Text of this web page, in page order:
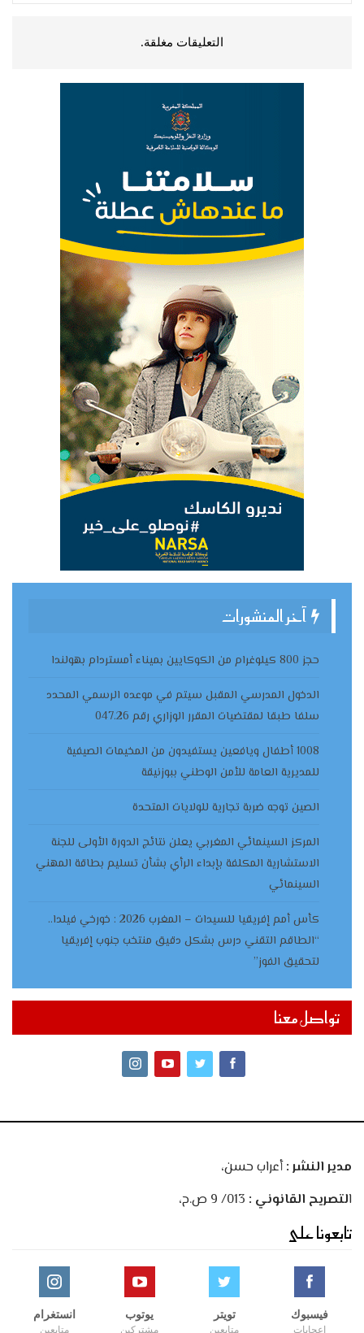
التعليقات مغلقة.
آخر المنشورات
حجز 800 كيلوغرام من الكوكايين بميناء أمستردام بهولندا
الدخول المدرسي المقبل سیتم في موعده الرسمي المحدد
سلفا طبقا لمقتضیات المقرر الوزاري رقم 047.26
1008 أطفال ويافعين يستفيدون من المخيمات الصيفية
للمديرية العامة للأمن الوطني ببوزنيقة
الصين توجه ضربة تجارية للولايات المتحدة
المركز السينمائي المغربي يعلن نتائج الدورة الأولى للجنة
الاستشارية المكلفة بإبداء الرأي بشأن تسليم بطاقة المهني
السينمائي
كأس أمم إفريقيا للسيدات – المغرب 2026 : خورخي فيلدا..
“الطاقم التقني درس بشكل دقيق منتخب جنوب إفريقيا
لتحقيق الفوز”
تواصل معنا
مدير النشر :أعراب حسن،
التصريح القانوني :
تابعونا على
فيسبوك
إعجابات
تويتر
متابعين
يوتوب
مشتركين
انستغرام
متابعين